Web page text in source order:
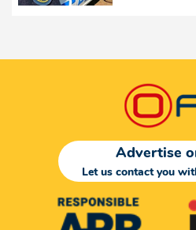
Advertise
Let us contact you